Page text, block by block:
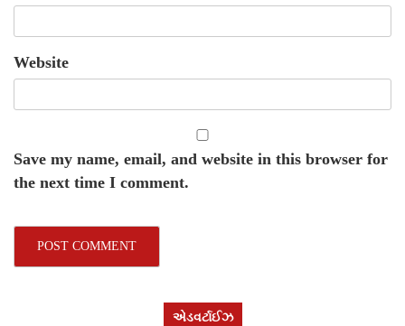
Website
Save my name, email, and website in this browser for
the next time I comment.
એડવર્ટાઈઝ